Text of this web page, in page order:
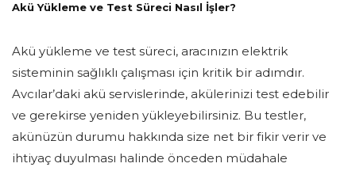
Akü Yükleme ve Test Süreci Nasıl İşler?
Akü yükleme ve test süreci, aracınızın elektrik
sisteminin sağlıklı çalışması için kritik bir adımdır.
Avcılar’daki akü servislerinde, akülerinizi test edebilir
ve gerekirse yeniden yükleyebilirsiniz. Bu testler,
akünüzün durumu hakkında size net bir fikir verir ve
ihtiyaç duyulması halinde önceden müdahale